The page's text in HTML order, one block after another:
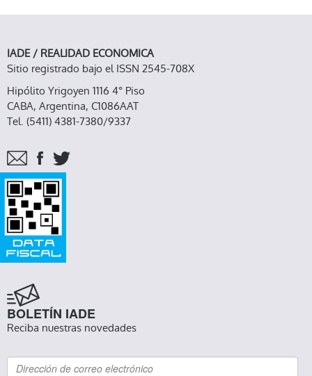
IADE / REALIDAD ECONOMICA
Sitio registrado bajo el ISSN 2545-708X
Hipólito Yrigoyen 1116 4° Piso
CABA, Argentina, C1086AAT
Tel. (5411) 4381-7380/9337
BOLETÍN IADE
Reciba nuestras novedades